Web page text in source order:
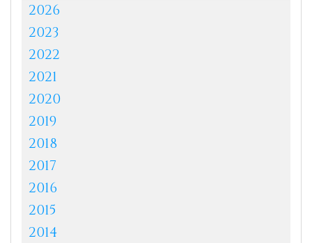
2026
2023
2022
2021
2020
2019
2018
2017
2016
2015
2014